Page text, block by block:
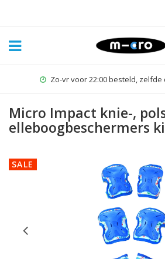
Zo-vr voor 22:00 besteld,
Micro Impact knie-,
elleboogbeschermers
SALE